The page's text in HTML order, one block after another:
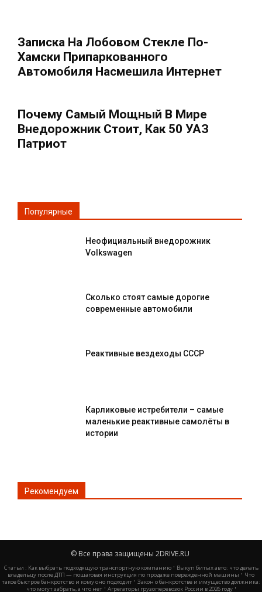
Записка На Лобовом Стекле По-
Хамски Припаркованного
Автомобиля Насмешила Интернет
Почему Самый Мощный В Мире
Внедорожник Стоит, Как 50 УАЗ
Патриот
Популярные
Неофициальный внедорожник
Volkswagen
Сколько стоят самые дорогие
современные автомобили
Реактивные вездеходы СССР
Карликовые истребители – самые
маленькие реактивные самолёты в
истории
Рекомендуем
© Все права защищены 2DRIVE.RU
Статьи : Как выбрать подходящую транспортную компанию· Выкуп битых авто: что делать
владельцу после ДТП — пошаговая инструкция по продаже поврежденной машины· Что
такое быстрое банкротство и кому оно подходит · Закон о банкротстве и имущество должника:
что могут забрать, а что нет· Агрегаторы грузоперевозок России в 2026 году·